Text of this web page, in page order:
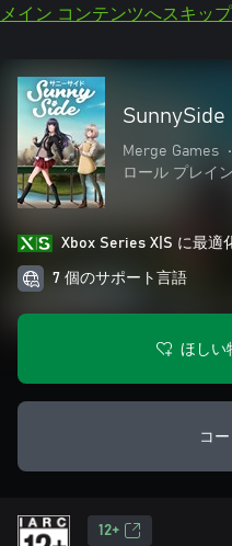
メイン コンテンツへスキップ
SunnySide
Merge Games •
ロール プレイ
Xbox Series X|S に最適
7 個のサポート言語
ほしい
コ
12+